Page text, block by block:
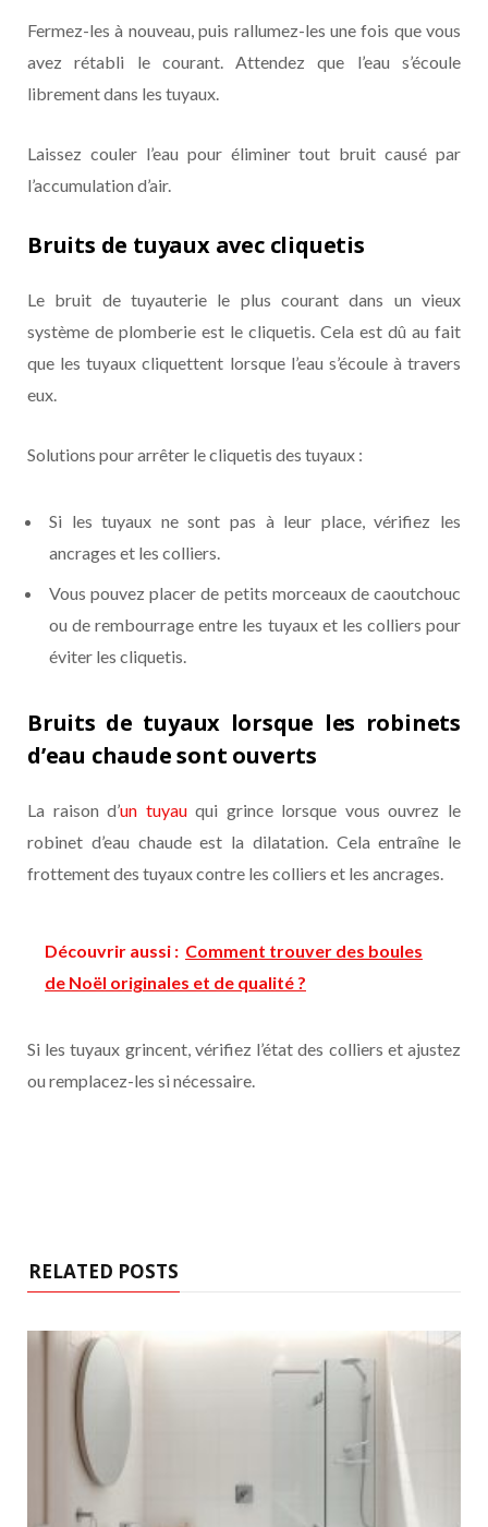
Fermez-les à nouveau, puis rallumez-les une fois que vous
avez rétabli le courant. Attendez que l’eau s’écoule
librement dans les tuyaux.
Laissez couler l’eau pour éliminer tout bruit causé par
l’accumulation d’air.
Bruits de tuyaux avec cliquetis
Le bruit de tuyauterie le plus courant dans un vieux
système de plomberie est le cliquetis. Cela est dû au fait
que les tuyaux cliquettent lorsque l’eau s’écoule à travers
eux.
Solutions pour arrêter le cliquetis des tuyaux :
Si les tuyaux ne sont pas à leur place, vérifiez les
ancrages et les colliers.
Vous pouvez placer de petits morceaux de caoutchouc
ou de rembourrage entre les tuyaux et les colliers pour
éviter les cliquetis.
Bruits de tuyaux lorsque les robinets
d’eau chaude sont ouverts
La raison d’un tuyauqui grince lorsque vous ouvrez le
robinet d’eau chaude est la dilatation. Cela entraîne le
frottement des tuyaux contre les colliers et les ancrages.
Découvrir aussi : Comment trouver des boules
de Noël originales et de qualité ?
Si les tuyaux grincent, vérifiez l’état des colliers et ajustez
ou remplacez-les si nécessaire.
RELATED POSTS